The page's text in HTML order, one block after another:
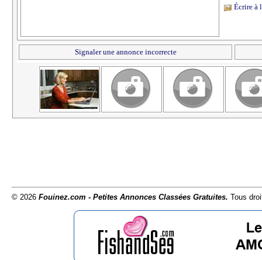
Écrire à
Signaler une annonce incorrecte
© 2026 Fouinez.com - Petites Annonces Classées Gratuites. Tous